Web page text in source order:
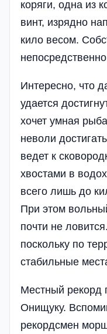
коряги, одна из
винт, изрядно
кило весом.
Интересно, что
удается
хочет умная
невол­и
ведет к
хвостами в
всего лишь до
При этом
почти не
поскольку по
стабильные
Местный рекорд
Онищуку.
рекордсмен